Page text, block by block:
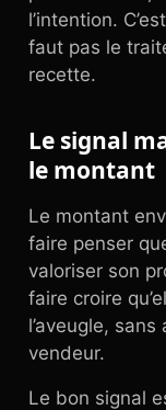
l’intention.
faut pas le
recette.
Le signal
le montant
Le montant
faire penser
valoriser son
faire croire
l’aveugle,
vendeur.
Le bon signal